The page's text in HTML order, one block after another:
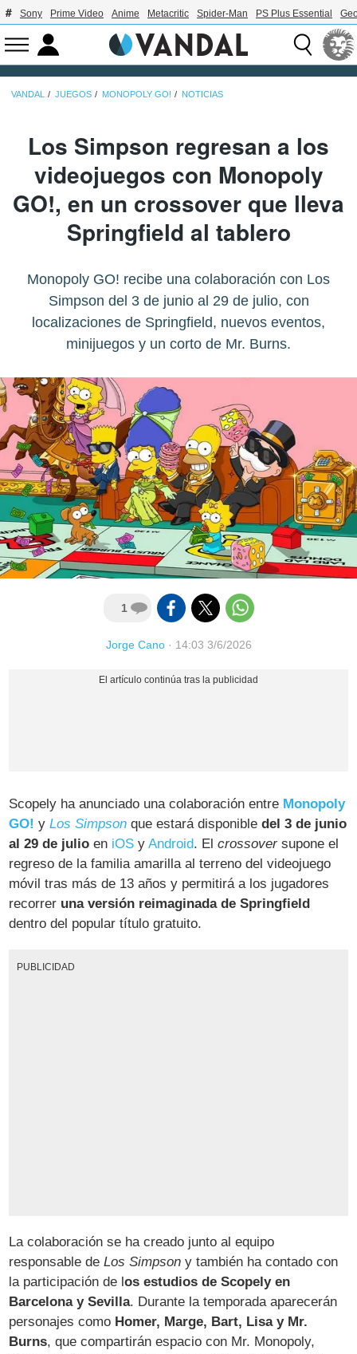
Sony Prime Video Anime Metacritic Spider-Man PS Plus Essential
VANDAL JUEGOS MONOPOLY GO! NOTICIAS
Los Simpson regresan a los
videojuegos con Monopoly
GO!, en un crossover que lleva
Springfield al tablero
Monopoly GO! recibe una colaboración con Los
Simpson del 3 de junio al 29 de julio, con
localizaciones de Springfield, nuevos eventos,
minijuegos y un corto de Mr. Burns.
1
Jorge Cano· 14:03 3/6/2026
Scopely ha anunciado una colaboración entre Monopoly
GO! yLos Simpson que estará disponibledel 3 de junio
al 29 de julio en iOS yAndroid. Elcrossoversupone el
regreso de la familia amarilla al terreno del videojuego
móvil tras más de 13 años y permitirá a los jugadores
recorrer una versión reimaginada de Springfield
dentro del popular título gratuito.
PUBLICIDAD
La colaboración se ha creado junto al equipo
responsable deLos Simpson y también ha contado con
la participación de los estudios de Scopely en
Barcelona y Sevilla. Durante la temporada aparecerán
personajes como Homer, Marge, Bart, Lisa y Mr.
Burns, que compartirán espacio con Mr. Monopoly,